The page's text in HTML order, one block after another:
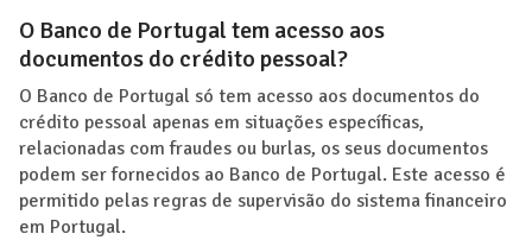
O Banco de Portugal tem acesso aos
documentos do crédito pessoal?
O Banco de Portugal só tem acesso aos documentos do
crédito pessoal apenas em situações específicas,
relacionadas com fraudes ou burlas, os seus documentos
podem ser fornecidos ao Banco de Portugal. Este acesso é
permitido pelas regras de supervisão do sistema financeiro
em Portugal.